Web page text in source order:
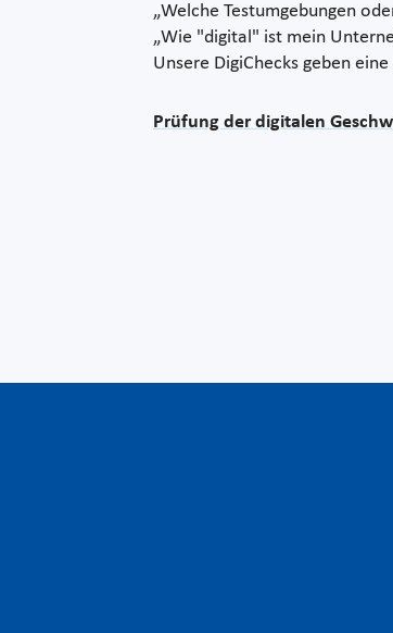
„Welche Testumgebungen
„Wie "digital" ist mein
Unsere DigiChecks geben
Prüfung der digitalen